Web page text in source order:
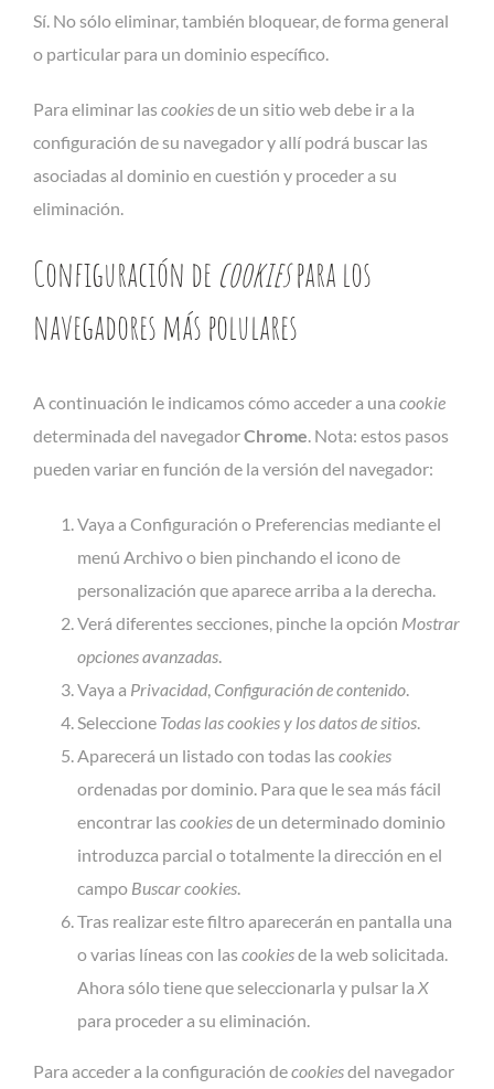
Sí. No sólo eliminar, también bloquear, de forma general
o particular para un dominio específico.
Para eliminar las cookiesde un sitio web debe ir a la
configuración de su navegador y allí podrá buscar las
asociadas al dominio en cuestión y proceder a su
eliminación.
Configuración de cookiespara los
navegadores más polulares
A continuación le indicamos cómo acceder a una cookie
determinada del navegadorChrome. Nota: estos pasos
pueden variar en función de la versión del navegador:
Vaya a Configuración o Preferencias mediante el
menú Archivo o bien pinchando el icono de
personalización que aparece arriba a la derecha.
Verá diferentes secciones, pinche la opción Mostrar
opciones avanzadas.
Vaya a Privacidad, Configuración de contenido.
Seleccione Todas lascookiesy los datos de sitios.
Aparecerá un listado con todas las cookies
ordenadas por dominio. Para que le sea más fácil
encontrar las cookiesde un determinado dominio
introduzca parcial o totalmente la dirección en el
campo Buscar cookies.
Tras realizar este filtro aparecerán en pantalla una
o varias líneas con las cookiesde la web solicitada.
Ahora sólo tiene que seleccionarla y pulsar la X
para proceder a su eliminación.
Para acceder a la configuración decookiesdel navegador